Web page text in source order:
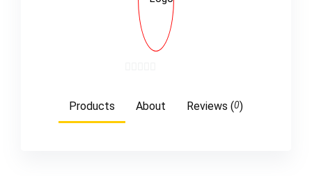
out
Products About Reviews (0)